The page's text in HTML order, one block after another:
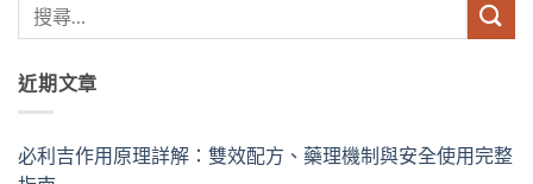
近期文章
必利吉作用原理詳解：雙效配方、藥理機制與安全使用完整